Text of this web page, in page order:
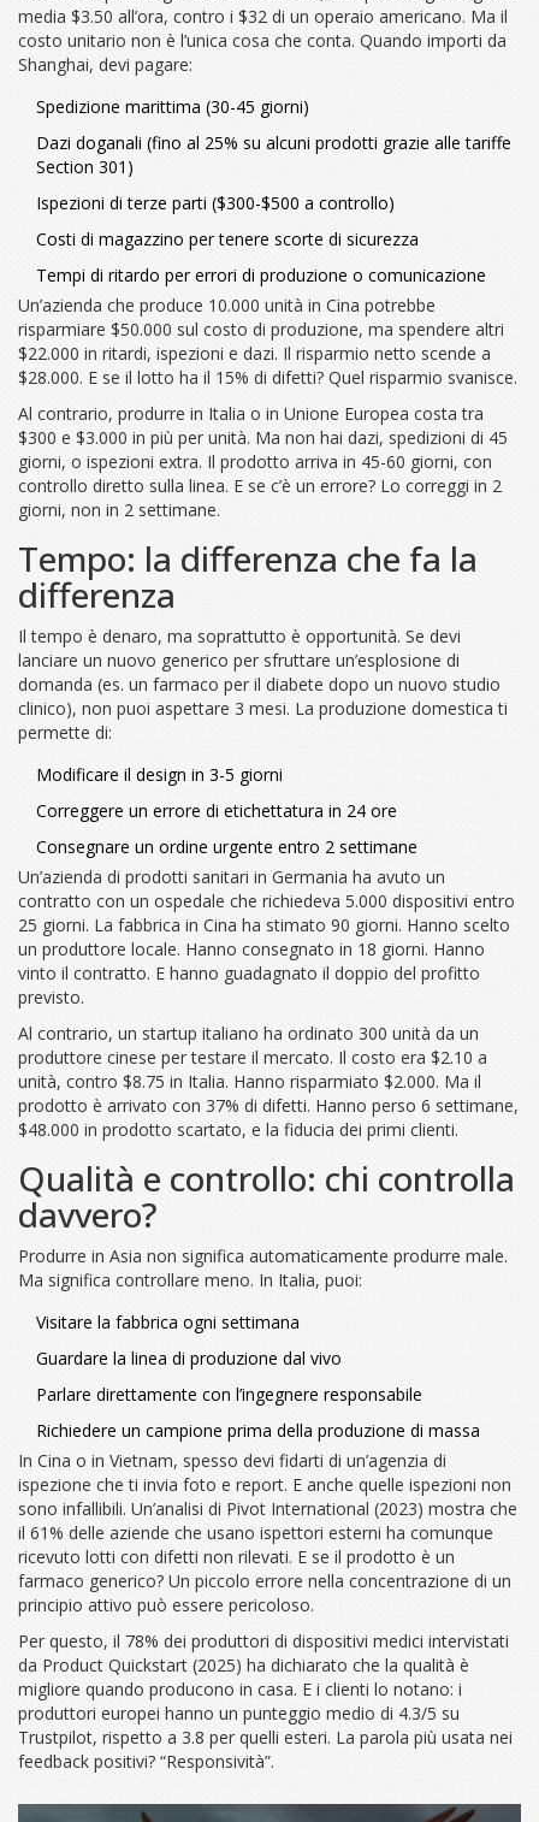
media $3.50 all’ora, contro i $32 di un operaio americano. Ma il
costo unitario non è l’unica cosa che conta. Quando importi da
Shanghai, devi pagare:
Spedizione marittima (30-45 giorni)
Dazi doganali (fino al 25% su alcuni prodotti grazie alle tariffe
Section 301)
Ispezioni di terze parti ($300-$500 a controllo)
Costi di magazzino per tenere scorte di sicurezza
Tempi di ritardo per errori di produzione o comunicazione
Un’azienda che produce 10.000 unità in Cina potrebbe
risparmiare $50.000 sul costo di produzione, ma spendere altri
$22.000 in ritardi, ispezioni e dazi. Il risparmio netto scende a
$28.000. E se il lotto ha il 15% di difetti? Quel risparmio svanisce.
Al contrario, produrre in Italia o in Unione Europea costa tra
$300 e $3.000 in più per unità. Ma non hai dazi, spedizioni di 45
giorni, o ispezioni extra. Il prodotto arriva in 45-60 giorni, con
controllo diretto sulla linea. E se c’è un errore? Lo correggi in 2
giorni, non in 2 settimane.
Tempo: la differenza che fa la
differenza
Il tempo è denaro, ma soprattutto è opportunità. Se devi
lanciare un nuovo generico per sfruttare un’esplosione di
domanda (es. un farmaco per il diabete dopo un nuovo studio
clinico), non puoi aspettare 3 mesi. La produzione domestica ti
permette di:
Modificare il design in 3-5 giorni
Correggere un errore di etichettatura in 24 ore
Consegnare un ordine urgente entro 2 settimane
Un’azienda di prodotti sanitari in Germania ha avuto un
contratto con un ospedale che richiedeva 5.000 dispositivi entro
25 giorni. La fabbrica in Cina ha stimato 90 giorni. Hanno scelto
un produttore locale. Hanno consegnato in 18 giorni. Hanno
vinto il contratto. E hanno guadagnato il doppio del profitto
previsto.
Al contrario, un startup italiano ha ordinato 300 unità da un
produttore cinese per testare il mercato. Il costo era $2.10 a
unità, contro $8.75 in Italia. Hanno risparmiato $2.000. Ma il
prodotto è arrivato con 37% di difetti. Hanno perso 6 settimane,
$48.000 in prodotto scartato, e la fiducia dei primi clienti.
Qualità e controllo: chi controlla
davvero?
Produrre in Asia non significa automaticamente produrre male.
Ma significa controllare meno. In Italia, puoi:
Visitare la fabbrica ogni settimana
Guardare la linea di produzione dal vivo
Parlare direttamente con l’ingegnere responsabile
Richiedere un campione prima della produzione di massa
In Cina o in Vietnam, spesso devi fidarti di un’agenzia di
ispezione che ti invia foto e report. E anche quelle ispezioni non
sono infallibili. Un’analisi di Pivot International (2023) mostra che
il 61% delle aziende che usano ispettori esterni ha comunque
ricevuto lotti con difetti non rilevati. E se il prodotto è un
farmaco generico? Un piccolo errore nella concentrazione di un
principio attivo può essere pericoloso.
Per questo, il 78% dei produttori di dispositivi medici intervistati
da Product Quickstart (2025) ha dichiarato che la qualità è
migliore quando producono in casa. E i clienti lo notano: i
produttori europei hanno un punteggio medio di 4.3/5 su
Trustpilot, rispetto a 3.8 per quelli esteri. La parola più usata nei
feedback positivi? “Responsività”.